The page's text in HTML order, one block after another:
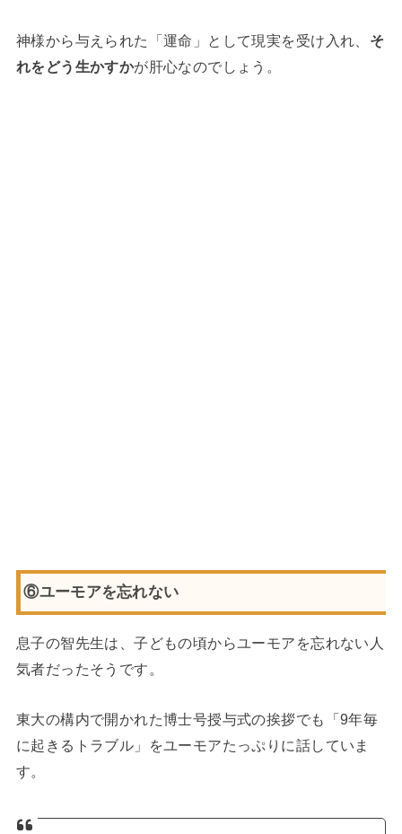
神様から与えられた「運命」として現実を受け入れ、 そ
れをどう生かすかが肝心なのでしょう。
⑥ユーモアを忘れない
息子の智先生は、子どもの頃からユーモアを忘れない人
気者だったそうです。
東大の構内で開かれた博士号授与式の挨拶でも「9年毎
に起きるトラブル」をユーモアたっぷりに話していま
す。